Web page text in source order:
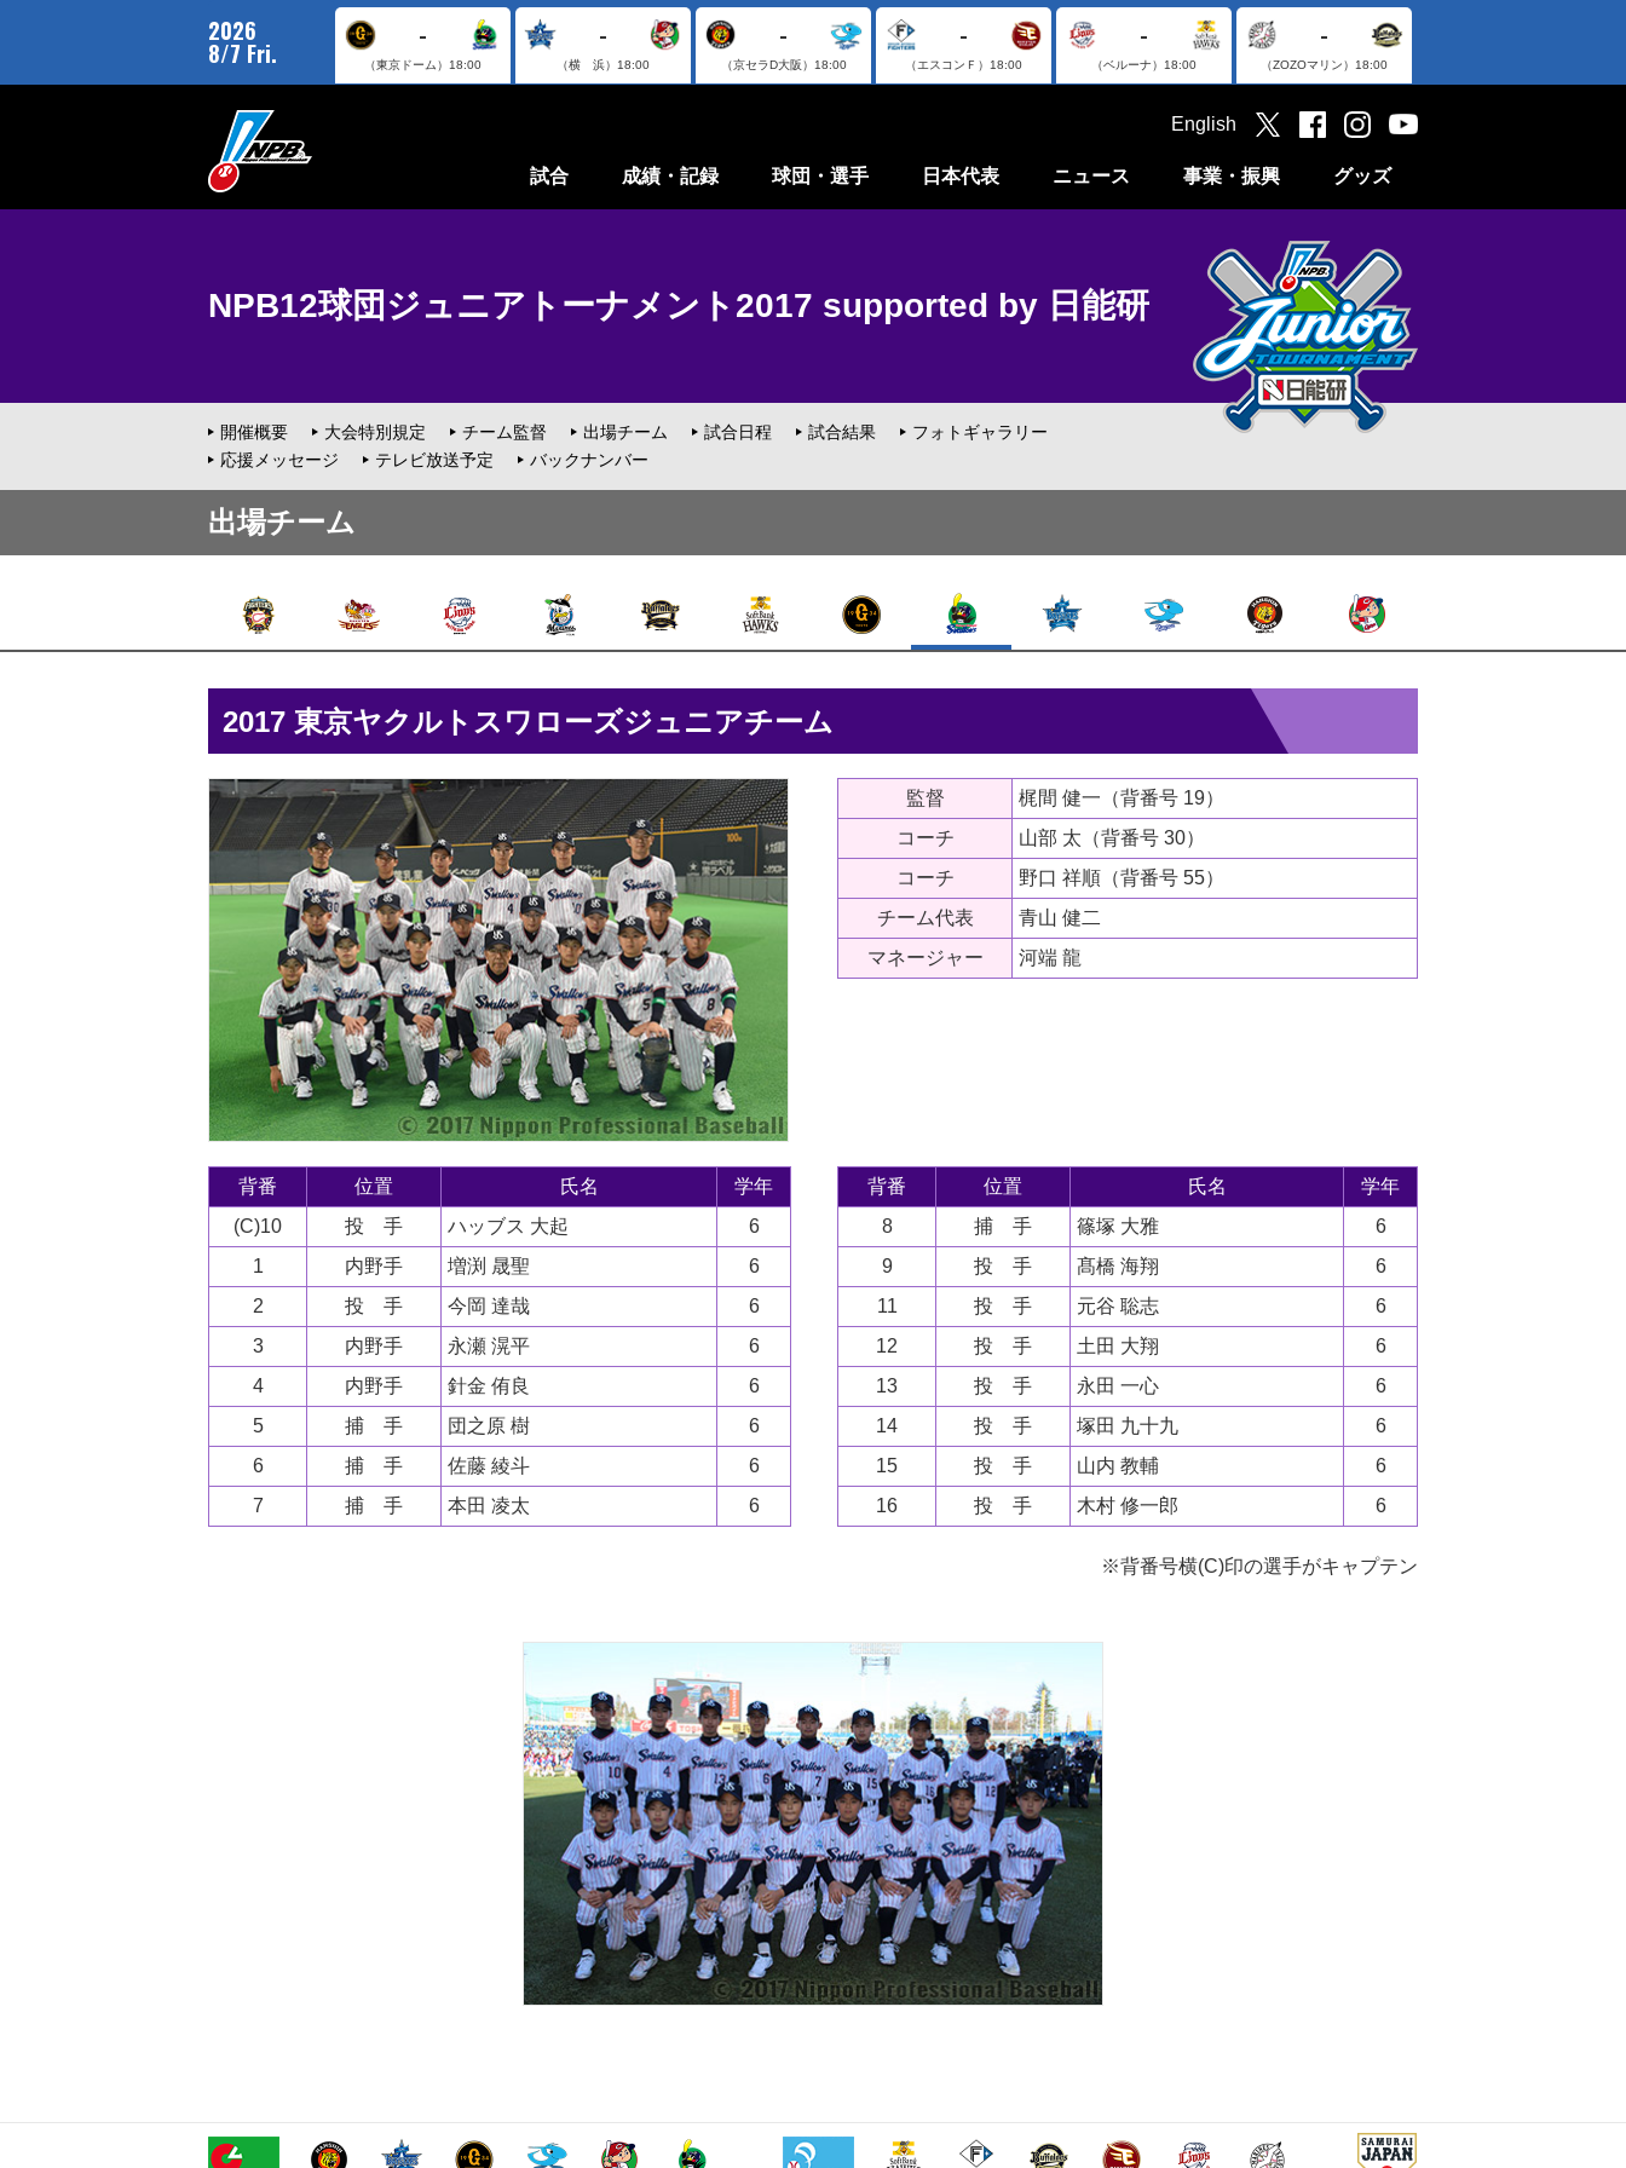
2026
8/7 Fri.
-
（東京ドーム） 18:00
-
（横 浜） 18:00
-
（京セラD大阪） 18:00
-
（エスコンＦ） 18:00
-
（ベルーナ） 18:00
-
（ZOZOマリン） 18:00
試合 成績・記録 球団・選手 日本代表 ニュース 事業・振興 グッズ
English
NPB12球団ジュニアトーナメント2017 supported by 日能研
開催概要 大会特別規定 チーム監督 出場チーム 試合日程 試合結果
フォトギャラリー
応援メッセージ
テレビ放送予定 バックナンバー
出場チーム
2017 東京ヤクルトスワローズジュニアチーム
監督 梶間 健一 （背番号 19）
コーチ
山部 太 （背番号 30）
コーチ
野口 祥順 （背番号 55）
チーム代表
青山 健二
マネージャー
河端 龍
背番 位置 氏名
学年
(C)10
投 手 ハッブス 大起
6
1
内野手 増渕 晟聖
6
2
投 手 今岡 達哉
6
3
内野手 永瀬 滉平
6
4
内野手 針金 侑良
6
5
捕 手 団之原 樹
6
6
捕 手 佐藤 綾斗
6
7
捕 手 本田 凌太 6
背番 位置 氏名
学年
8
捕 手 篠塚 大雅
6
9
投 手 髙橋 海翔
6
11
投 手 元谷 聡志
6
12
投 手 土田 大翔
6
13
投 手 永田 一心
6
14
投 手 塚田 九十九
6
15
投 手 山内 教輔
6
16
投 手 木村 修一郎 6
※背番号横(C)印の選手がキャプテン